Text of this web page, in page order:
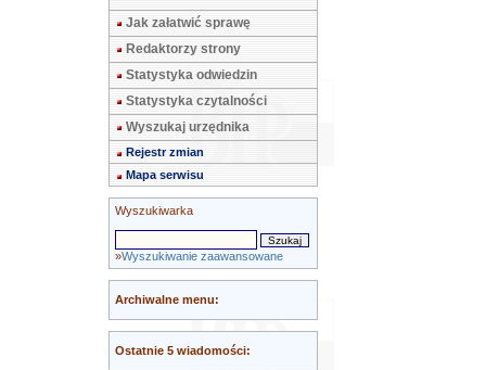
Jak załatwić sprawę
Redaktorzy strony
Statystyka odwiedzin
Statystyka czytalności
Wyszukaj urzędnika
Rejestr zmian
Mapa serwisu
Wyszukiwarka
»Wyszukiwanie zaawansowane
Archiwalne menu:
Ostatnie 5 wiadomości: